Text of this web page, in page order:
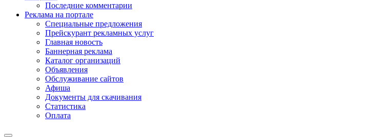
Последние комментарии
Реклама на портале
Специальные предложения
Прейскурант рекламных услуг
Главная новость
Баннерная реклама
Каталог организаций
Объявления
Обслуживание сайтов
Афиша
Документы для скачивания
Статистика
Оплата